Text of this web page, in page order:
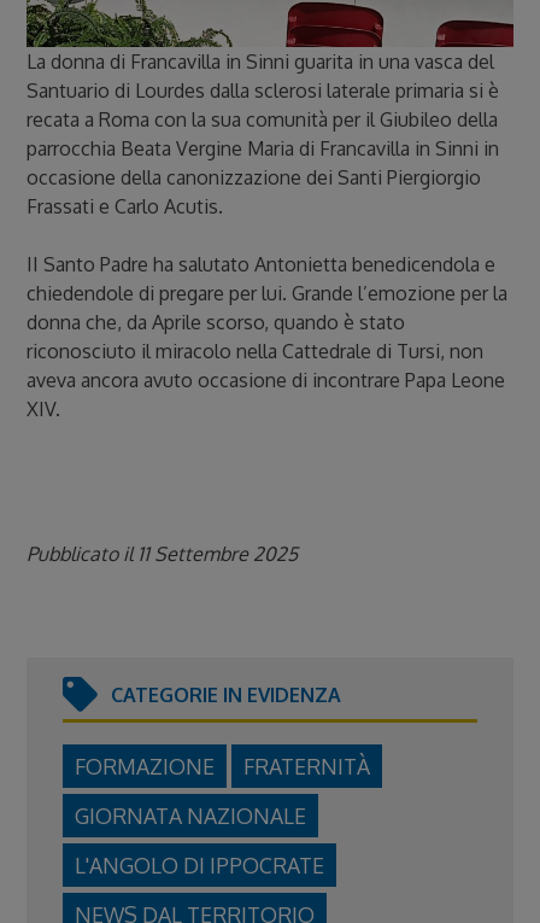
La donna di Francavilla in Sinni guarita in una vasca del
Santuario di Lourdes dalla sclerosi laterale primaria si è
recata a Roma con la sua comunità per il Giubileo della
parrocchia Beata Vergine Maria di Francavilla in Sinni in
occasione della canonizzazione dei Santi Piergiorgio
Frassati e Carlo Acutis.
II Santo Padre ha salutato Antonietta benedicendola e
chiedendole di pregare per lui. Grande l’emozione per la
donna che, da Aprile scorso, quando è stato
riconosciuto il miracolo nella Cattedrale di Tursi, non
aveva ancora avuto occasione di incontrare Papa Leone
XIV.
Pubblicato il 11 Settembre 2025
CATEGORIE IN EVIDENZA
FORMAZIONE
FRATERNITÀ
GIORNATA NAZIONALE
L'ANGOLO DI IPPOCRATE
NEWS DAL TERRITORIO